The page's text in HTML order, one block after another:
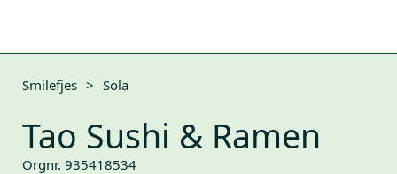
Smilefjes > Sola
Tao Sushi & Ramen
Orgnr. 935418534